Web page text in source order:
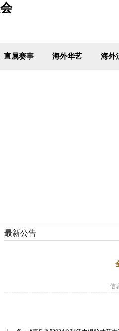
直属赛事 海外华艺 海外
最新公告
信